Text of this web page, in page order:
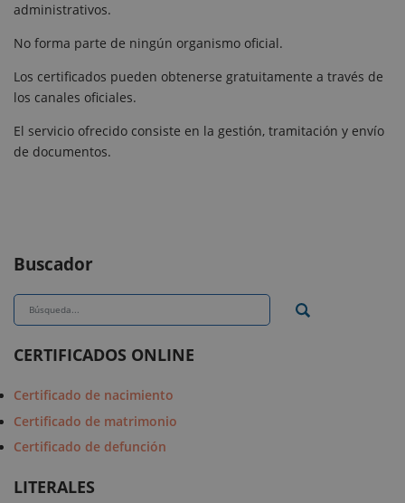
administrativos.
No forma parte de ningún organismo oficial.
Los certificados pueden obtenerse gratuitamente a través de
los canales oficiales.
El servicio ofrecido consiste en la gestión, tramitación y envío
de documentos.
Buscador
CERTIFICADOS ONLINE
Certificado de nacimiento
Certificado de matrimonio
Certificado de defunción
LITERALES